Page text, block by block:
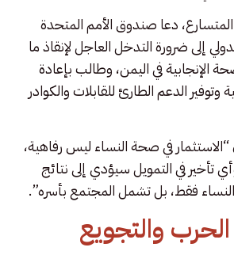
دعا صندوق الأمم المتحدة
إلى ضرورة التدخل العاجل لإنقاذ ما
الإنجابية في اليمن، وطالب بإعادة
الدعم الطارئ للقابلات والكوادر
في صحة النساء ليس رفاهية،
تأخير في التمويل سيؤدي إلى نتائج
النساء فقط، بل تشمل المجتمع بأسره”.
والتجويع